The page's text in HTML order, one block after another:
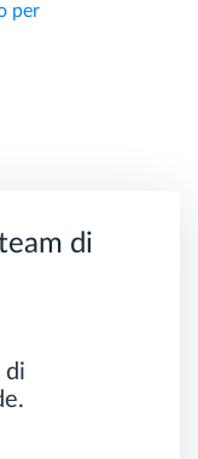
per
di
di